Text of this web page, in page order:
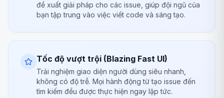
đề xuất giải pháp cho các issue, giúp đội ngũ của
bạn tập trung vào việc viết code và sáng tạo.
Tốc độ vượt trội (Blazing Fast UI)
Trải nghiệm giao diện người dùng siêu nhanh,
không có độ trễ. Mọi hành động từ tạo issue đến
tìm kiếm đều được thực hiện ngay lập tức.